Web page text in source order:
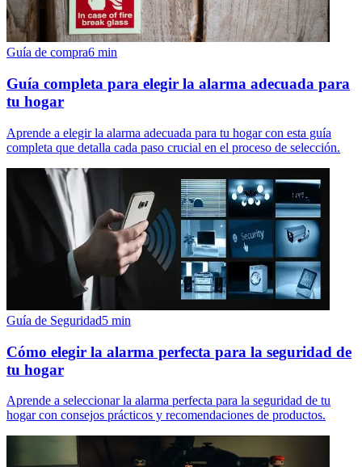
Guía de compra6 min
Guía completa para elegir la alarma adecuada para
tu hogar
Aprende a elegir la alarma adecuada para tu hogar con esta guía
completa que detalla cada paso crucial en el proceso de selección.
Guía de Seguridad5 min
Cómo elegir la alarma perfecta para la seguridad de
tu hogar
Aprende a seleccionar la alarma perfecta para la seguridad de tu
hogar con consejos prácticos y recomendaciones de productos.